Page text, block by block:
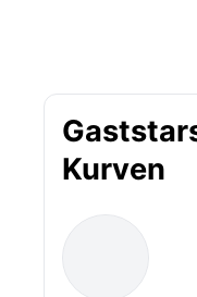
Kurven